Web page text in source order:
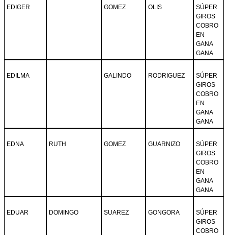
EDIGER GOMEZ OLIS
SÚPER
GIROS
COBRO
EN
GANA
GANA
EDILMA GALINDO RODRIGUEZ
SÚPER
GIROS
COBRO
EN
GANA
GANA
EDNA RUTH GOMEZ GUARNIZO
SÚPER
GIROS
COBRO
EN
GANA
GANA
EDUAR DOMINGO SUAREZ GONGORA
SÚPER
GIROS
COBRO